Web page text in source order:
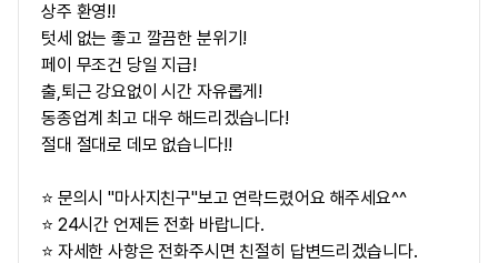
상주 환영!!
텃세 없는 좋고 깔끔한 분위기!
페이 무조건 당일 지급!
출,퇴근 강요없이 시간 자유롭게!
동종업계 최고 대우 해드리겠습니다!
절대 절대로 데모 없습니다!!
⭐ 문의시 "마사지친구"보고 연락드렸어요 해주세요^^
⭐ 24시간 언제든 전화 바랍니다.
⭐ 자세한 사항은 전화주시면 친절히 답변드리겠습니다.